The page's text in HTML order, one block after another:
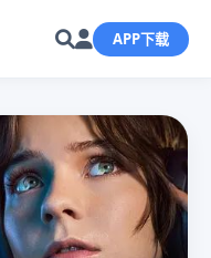
APP下载